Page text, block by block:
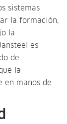
sistemas
la formación,
la
es
de
la
en manos de